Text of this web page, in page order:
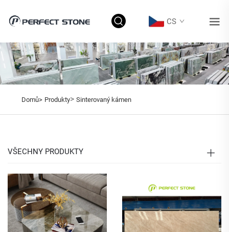
CS
Domů> Produkty> Sinterovaný kámen
VŠECHNY PRODUKTY